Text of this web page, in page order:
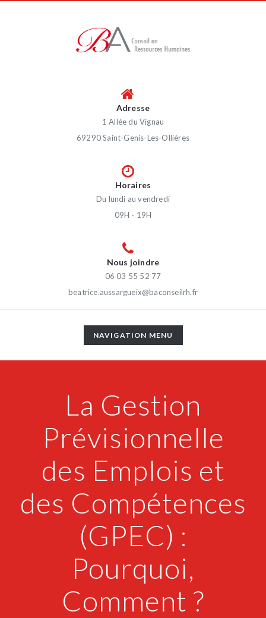
Adresse
1 Allée du Vignau
69290 Saint-Genis-Les-Ollières
Horaires
Du lundi au vendredi
09H - 19H
Nous joindre
06 03 55 52 77
beatrice.aussargueix@baconseilrh.fr
TOGGLE
NAVIGATION
NAVIGATION MENU
La Gestion
Prévisionnelle
des Emplois et
des Compétences
(GPEC) :
Pourquoi,
Comment ?